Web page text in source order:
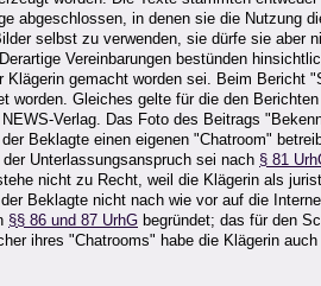
abgeschlossen, in denen sie die Nutzung
selbst zu verwenden, sie dürfe sie aber
Vereinbarungen bestünden
Klägerin gemacht worden sei. Beim
worden. Gleiches gelte für die den
Verlag. Das Foto des Beitrags
Beklagte einen eigenen "Chatroom"
Unterlassungsanspruch sei nach § 81
nicht zu Recht, weil die Klägerin als
Beklagte nicht nach wie vor auf die
§§ 86 und 87 UrhG begründet; das für den
ihres "Chatrooms" habe die Klägerin